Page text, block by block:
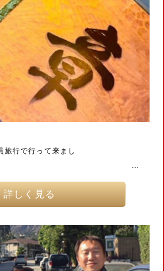
旅行で行って来まし
…
詳しく見る